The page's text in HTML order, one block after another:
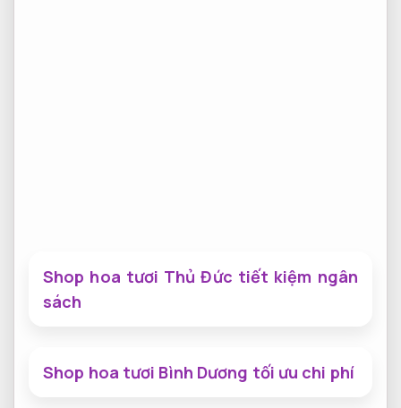
Shop hoa tươi Thủ Đức tiết kiệm ngân
sách
Shop hoa tươi Bình Dương tối ưu chi phí